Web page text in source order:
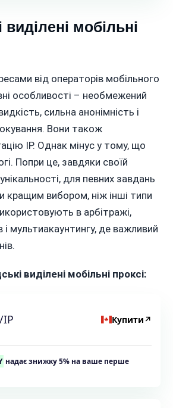
виділені мобільні
від операторів мобільного
особливості – необмежений
сильна анонімність і
Вони також
IP. Однак мінус у тому, що
Попри це, завдяки своїй
для певних завдань
кращим вибором, ніж інші типи
в арбітражі,
і мультиакаунтингу, де важливий
виділені мобільні проксі:
IP Купити ↗
надає знижку 5% на ваше перше